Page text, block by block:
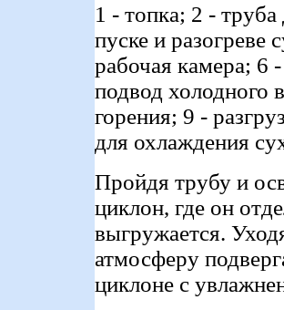
1 - топка; 2 -
пуске и
рабочая камера; 6
подвод холодного
горения; 9 -
для охлаждения
Пройдя трубу и
циклон, где он
выгружается.
атмосферу
циклоне с